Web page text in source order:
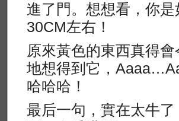
進了門。想想看，你
30CM左右！
原來黃色的東西真得
地想得到它，
哈哈哈！
最后一句，實在太牛